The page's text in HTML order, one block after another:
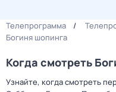
Телепрограмма
Богиня шопинга
Когда смотреть
Узнайте, когда смотреть